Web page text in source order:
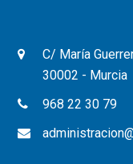
C/ María
30002 - Murcia
968 22 30 79